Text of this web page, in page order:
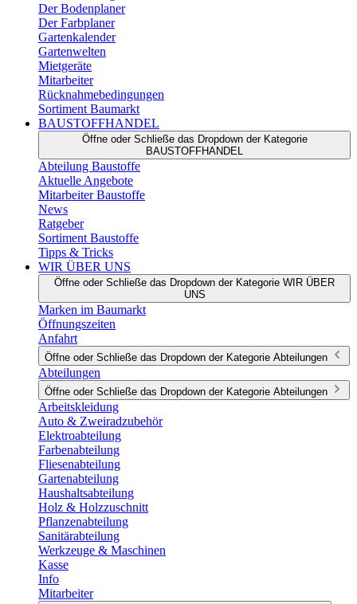
Der Bodenplaner
Der Farbplaner
Gartenkalender
Gartenwelten
Mietgeräte
Mitarbeiter
Rücknahmebedingungen
Sortiment Baumarkt
BAUSTOFFHANDEL
Öffne oder Schließe das Dropdown der Kategorie
BAUSTOFFHANDEL
Abteilung Baustoffe
Aktuelle Angebote
Mitarbeiter Baustoffe
News
Ratgeber
Sortiment Baustoffe
Tipps & Tricks
WIR ÜBER UNS
Öffne oder Schließe das Dropdown der Kategorie WIR ÜBER
UNS
Marken im Baumarkt
Öffnungszeiten
Anfahrt
Öffne oder Schließe das Dropdown der Kategorie Abteilungen
Abteilungen
Öffne oder Schließe das Dropdown der Kategorie Abteilungen
Arbeitskleidung
Auto & Zweiradzubehör
Elektroabteilung
Farbenabteilung
Fliesenabteilung
Gartenabteilung
Haushaltsabteilung
Holz & Holzzuschnitt
Pflanzenabteilung
Sanitärabteilung
Werkzeuge & Maschinen
Kasse
Info
Mitarbeiter